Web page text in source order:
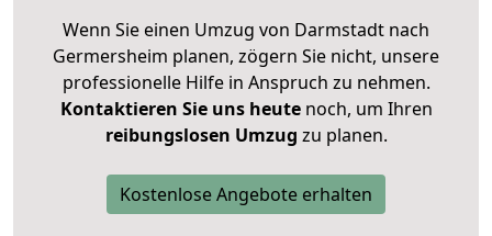
Wenn Sie einen Umzug von Darmstadt nach
Germersheim planen, zögern Sie nicht, unsere
professionelle Hilfe in Anspruch zu nehmen.
Kontaktieren Sie uns heutenoch, um Ihren
reibungslosen Umzug zu planen.
Kostenlose Angebote erhalten